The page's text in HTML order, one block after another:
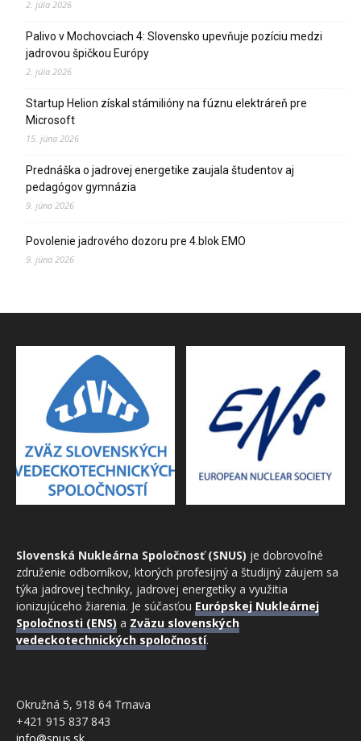
2. júla 2026
Palivo v Mochovciach 4: Slovensko upevňuje pozíciu medzi
jadrovou špičkou Európy
2. júla 2026
Startup Helion získal stámilióny na fúznu elektráreň pre
Microsoft
15. júna 2026
Prednáška o jadrovej energetike zaujala študentov aj
pedagógov gymnázia
9. júna 2026
Povolenie jadrového dozoru pre 4.blok EMO
9. júna 2026
Slovenská Nukleárna Spoločnosť (SNUS) je dobrovoľné
združenie odborníkov, ktorých profesijný a študijný záujem sa
týka jadrovej techniky, jadrovej energetiky a využitia
ionizujúceho žiarenia. Je súčasťou Európskej Nukleárnej
Spoločnosti (ENS) a Zväzu slovenských
vedeckotechnických spoločností.
Okružná 5, 918 64 Trnava
+421 915 837 843